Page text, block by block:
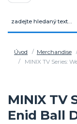
Úvod Merchandise
MINIX TV Series:
MINIX TV
Enid Ball